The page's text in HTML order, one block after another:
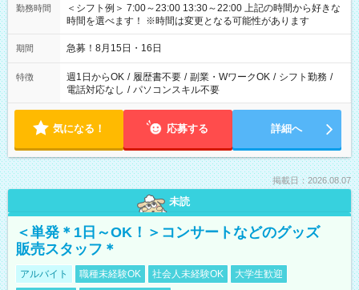
勤務時間
＜シフト例＞ 7:00～23:00 13:30～22:00 上記の時間から好きな
時間を選べます！ ※時間は変更となる可能性があります
期間 急募！8月15日・16日
特徴 週1日からOK / 履歴書不要 / 副業・WワークOK / シフト勤務 /
電話対応なし / パソコンスキル不要
気になる！ 応募する 詳細へ
掲載日：2026.08.07
未読
＜単発＊1日～OK！＞コンサートなどのグッズ
販売スタッフ＊
アルバイト 職種未経験OK 社会人未経験OK
大学生歓迎